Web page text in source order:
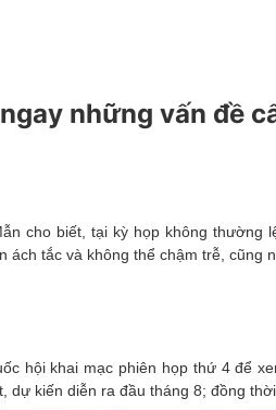
Giải
những vấn đề
cho biết, tại kỳ họp không
ách tắc và không thể chậm trễ, cũng
hội khai mạc phiên họp thứ 4 để
dự kiến diễn ra đầu tháng 8; đồng